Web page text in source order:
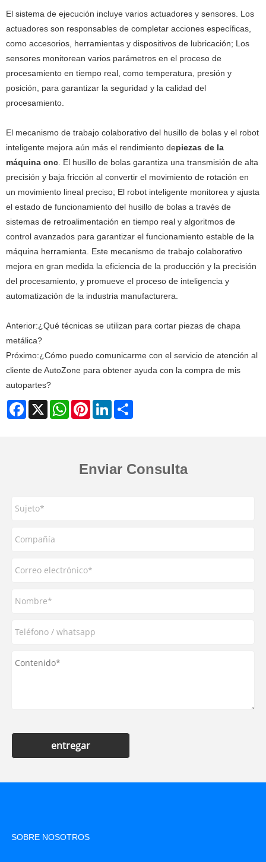
El ‌sistema de ejecución‌ incluye varios actuadores y sensores. Los
actuadores son responsables de completar acciones específicas,
como accesorios, herramientas y dispositivos de lubricación; Los
sensores monitorean varios parámetros en el proceso de
procesamiento en tiempo real, como temperatura, presión y
posición, para garantizar la seguridad y la calidad del
procesamiento.
El mecanismo de trabajo colaborativo del husillo de bolas y el robot
inteligente mejora aún más el rendimiento depiezas de la
máquina cnc . El husillo de bolas garantiza una transmisión de alta
precisión y baja fricción al convertir el movimiento de rotación en
un movimiento lineal preciso; El robot inteligente monitorea y ajusta
el estado de funcionamiento del husillo de bolas a través de
sistemas de retroalimentación en tiempo real y algoritmos de
control avanzados para garantizar el funcionamiento estable de la
máquina herramienta. Este mecanismo de trabajo colaborativo
mejora en gran medida la eficiencia de la producción y la precisión
del procesamiento, y promueve el proceso de inteligencia y
automatización de la industria manufacturera.
Anterior:¿Qué técnicas se utilizan para cortar piezas de chapa
metálica?
Próximo:¿Cómo puedo comunicarme con el servicio de atención al
cliente de AutoZone para obtener ayuda con la compra de mis
autopartes?
Facebook
X WhatsAppPinterestLinkedIn
Enviar Consulta
entregar
SOBRE NOSOTROS